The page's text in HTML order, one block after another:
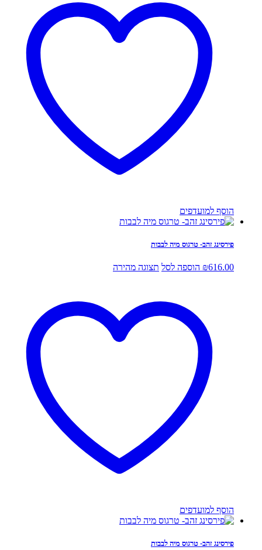
הוסף למועדפים
פירסינג זהב- טרגוס מיה לבבות
₪616.00 הוספה לסל תצוגה מהירה
הוסף למועדפים
פירסינג זהב- טרגוס מיה לבבות